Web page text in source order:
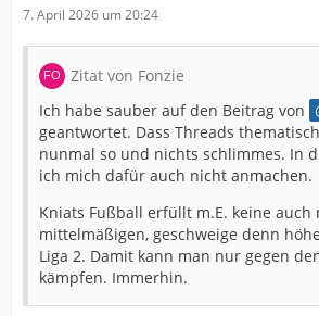
7. April 2026 um 20:24
Zitat von Fonzie
Ich habe sauber auf den Beitrag von
geantwortet. Dass Threads
nunmal so und nichts schlimmes. In
ich mich dafür auch nicht anmachen.
Kniats Fußball erfüllt m.E. keine auch
mittelmäßigen, geschweige denn
Liga 2. Damit kann man nur gegen
kämpfen. Immerhin.